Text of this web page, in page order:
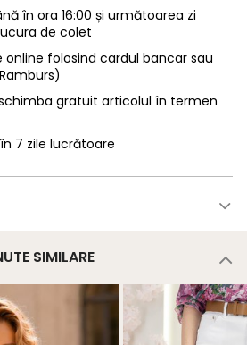
în ora 16:00 și următoarea zi
de colet
folosind cardul bancar sau
gratuit articolul în termen
7 zile lucrătoare
SIMILARE